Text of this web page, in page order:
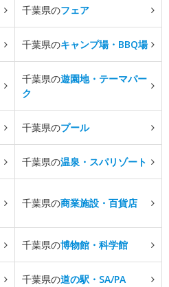
千葉県のフェア
千葉県のキャンプ場・BBQ場
千葉県の遊園地・テーマパー
ク
千葉県のプール
千葉県の温泉・スパリゾート
千葉県の商業施設・百貨店
千葉県の博物館・科学館
千葉県の道の駅・SA/PA